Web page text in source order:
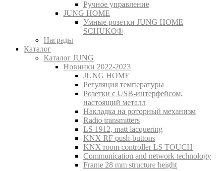
Ручное управление
JUNG HOME
Умные розетки JUNG HOME
SCHUKO®
Награды
Каталог
Каталог JUNG
Новинки 2022-2023
JUNG HOME
Регуляция температуры
Розетки с USB-интерфейсом,
настоящий металл
Накладка на роторный механизм
Radio transmitters
LS 1912, matt lacquering
KNX RF push-buttons
KNX room controller LS TOUCH
Communication and network technology
Frame 28 mm structure height